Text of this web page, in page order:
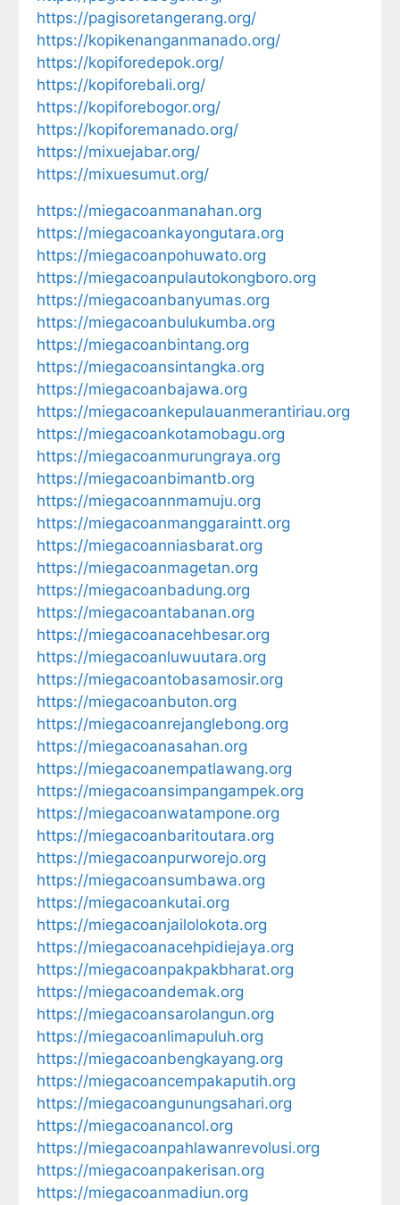
https://pagisoretangerang.org/
https://kopikenanganmanado.org/
https://kopiforedepok.org/
https://kopiforebali.org/
https://kopiforebogor.org/
https://kopiforemanado.org/
https://mixuejabar.org/
https://mixuesumut.org/
https://miegacoanmanahan.org
https://miegacoankayongutara.org
https://miegacoanpohuwato.org
https://miegacoanpulautokongboro.org
https://miegacoanbanyumas.org
https://miegacoanbulukumba.org
https://miegacoanbintang.org
https://miegacoansintangka.org
https://miegacoanbajawa.org
https://miegacoankepulauanmerantiriau.org
https://miegacoankotamobagu.org
https://miegacoanmurungraya.org
https://miegacoanbimantb.org
https://miegacoannmamuju.org
https://miegacoanmanggaraintt.org
https://miegacoanniasbarat.org
https://miegacoanmagetan.org
https://miegacoanbadung.org
https://miegacoantabanan.org
https://miegacoanacehbesar.org
https://miegacoanluwuutara.org
https://miegacoantobasamosir.org
https://miegacoanbuton.org
https://miegacoanrejanglebong.org
https://miegacoanasahan.org
https://miegacoanempatlawang.org
https://miegacoansimpangampek.org
https://miegacoanwatampone.org
https://miegacoanbaritoutara.org
https://miegacoanpurworejo.org
https://miegacoansumbawa.org
https://miegacoankutai.org
https://miegacoanjailolokota.org
https://miegacoanacehpidiejaya.org
https://miegacoanpakpakbharat.org
https://miegacoandemak.org
https://miegacoansarolangun.org
https://miegacoanlimapuluh.org
https://miegacoanbengkayang.org
https://miegacoancempakaputih.org
https://miegacoangunungsahari.org
https://miegacoanancol.org
https://miegacoanpahlawanrevolusi.org
https://miegacoanpakerisan.org
https://miegacoanmadiun.org